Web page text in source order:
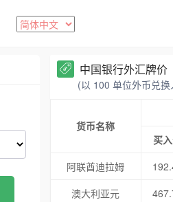
中国银行外汇牌价
(以 100 单位外币兑
货币名称
买
阿联酋迪拉姆
澳大利亚元